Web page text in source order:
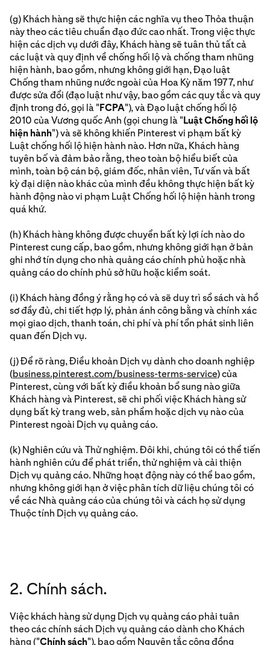
(g) Khách hàng sẽ thực hiện các nghĩa vụ theo Thỏa thuận
này theo các tiêu chuẩn đạo đức cao nhất. Trong việc thực
hiện các dịch vụ dưới đây, Khách hàng sẽ tuân thủ tất cả
các luật và quy định về chống hối lộ và chống tham nhũng
hiện hành, bao gồm, nhưng không giới hạn, Đạo luật
Chống tham nhũng nước ngoài của Hoa Kỳ năm 1977, như
được sửa đổi (đạo luật như vậy, bao gồm các quy tắc và quy
định trong đó, gọi là "FCPA"), và Đạo luật chống hối lộ
2010 của Vương quốc Anh (gọi chung là "Luật Chống hối lộ
hiện hành") và sẽ không khiến Pinterest vi phạm bất kỳ
Luật chống hối lộ hiện hành nào. Hơn nữa, Khách hàng
tuyên bố và đảm bảo rằng, theo toàn bộ hiểu biết của
mình, toàn bộ cán bộ, giám đốc, nhân viên, Tư vấn và bất
kỳ đại diện nào khác của mình đều không thực hiện bất kỳ
hành động nào vi phạm Luật Chống hối lộ hiện hành trong
quá khứ.
(h) Khách hàng không được chuyển bất kỳ lợi ích nào do
Pinterest cung cấp, bao gồm, nhưng không giới hạn ở bản
ghi nhớ tín dụng cho nhà quảng cáo chính phủ hoặc nhà
quảng cáo do chính phủ sở hữu hoặc kiểm soát.
(i) Khách hàng đồng ý rằng họ có và sẽ duy trì sổ sách và hồ
sơ đầy đủ, chi tiết hợp lý, phản ánh công bằng và chính xác
mọi giao dịch, thanh toán, chi phí và phí tổn phát sinh liên
quan đến Dịch vụ.
(j) Để rõ ràng, Điều khoản Dịch vụ dành cho doanh nghiệp
(business.pinterest.com/business-terms-service) của
Pinterest, cùng với bất kỳ điều khoản bổ sung nào giữa
Khách hàng và Pinterest, sẽ chi phối việc Khách hàng sử
dụng bất kỳ trang web, sản phẩm hoặc dịch vụ nào của
Pinterest ngoài Dịch vụ quảng cáo.
(k) Nghiên cứu và Thử nghiệm. Đôi khi, chúng tôi có thể tiến
hành nghiên cứu để phát triển, thử nghiệm và cải thiện
Dịch vụ quảng cáo. Những hoạt động này có thể bao gồm,
nhưng không giới hạn ở việc phân tích dữ liệu chúng tôi có
về các Nhà quảng cáo của chúng tôi và cách họ sử dụng
Thuộc tính Dịch vụ quảng cáo.
2. Chính sách.
Việc khách hàng sử dụng Dịch vụ quảng cáo phải tuân
theo các chính sách Dịch vụ quảng cáo dành cho Khách
hàng ("Chính sách"), bao gồm Nguyên tắc cộng đồng